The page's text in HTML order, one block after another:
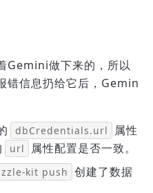
Gemini做下来的，所以
错信息扔给它后，Gemin
dbCredentials.url
属性
url
属性配置是否一致。
kit push 创建了数据